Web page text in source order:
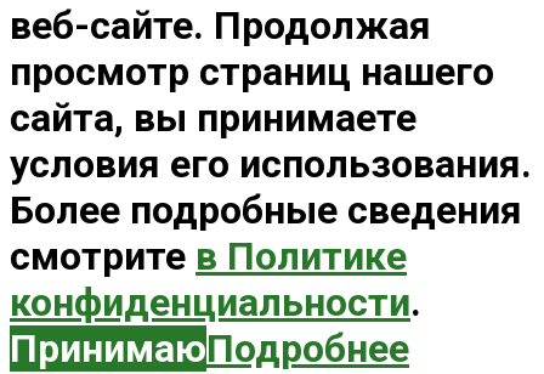
веб-сайте. Продолжая
просмотр страниц нашего
сайта, вы принимаете
условия его использования.
Более подробные сведения
смотрите в Политике
конфиденциальности.
ПринимаюПодробнее